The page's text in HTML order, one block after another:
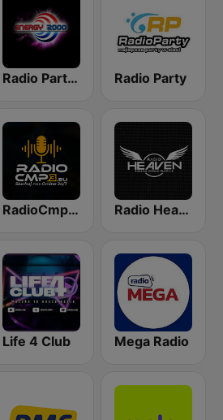
Radio Party - kanał Energy 2000 Radio Party
RadioCmp3.eu - Muzyka Klubowa | Kanał Główny Radio Heaven
Life 4 Club Mega Radio